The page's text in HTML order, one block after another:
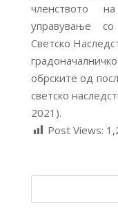
членството
управување
Светско
обрските од
светско
2021).
Post Views: